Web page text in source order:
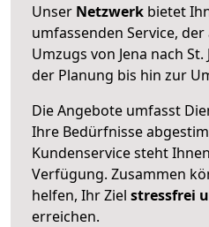
Unser Netzwerk bietet
umfassenden Service,
Umzugs von Jena nach
der Planung bis hin zur
Die Angebote umfasst
Ihre Bedürfnisse
Kundenservice steht
Verfügung. Zusammen
helfen, Ihr Ziel stressfrei
erreichen.